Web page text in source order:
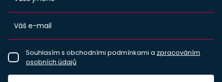
Souhlasím s obchodními podmínkami a zpracováním
osobních údajů